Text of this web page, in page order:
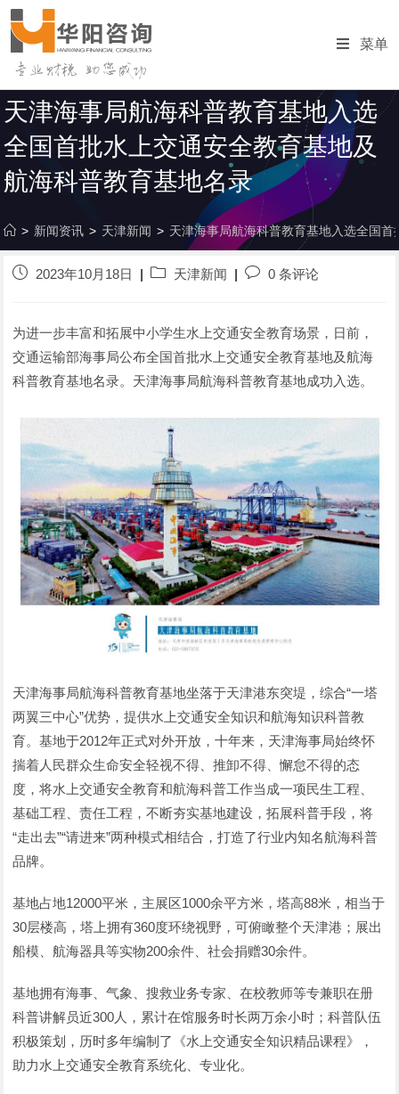
跳
转
至
容
菜单
天津海事局航海科普教育基地入选
全国首批水上交通安全教育基地及
航海科普教育基地名录
> 新闻资讯 > 天津新闻 > 天津海事局航海科普教育基地入选全国
发
帖
子：
2023年10月18日
帖
类
天津新闻
发
论：
0 条评论
为进一步丰富和拓展中小学生水上交通安全教育场景，日前，
交通运输部海事局公布全国首批水上交通安全教育基地及航海
科普教育基地名录。天津海事局航海科普教育基地成功入选。
天津海事局航海科普教育基地坐落于天津港东突堤，综合“一塔
两翼三中心”优势，提供水上交通安全知识和航海知识科普教
育。基地于2012年正式对外开放，十年来，天津海事局始终怀
揣着人民群众生命安全轻视不得、推卸不得、懈怠不得的态
度，将水上交通安全教育和航海科普工作当成一项民生工程、
基础工程、责任工程，不断夯实基地建设，拓展科普手段，将
“走出去”“请进来”两种模式相结合，打造了行业内知名航海科普
品牌。
基地占地12000平米，主展区1000余平方米，塔高88米，相当于
30层楼高，塔上拥有360度环绕视野，可俯瞰整个天津港；展出
船模、航海器具等实物200余件、社会捐赠30余件。
基地拥有海事、气象、搜救业务专家、在校教师等专兼职在册
科普讲解员近300人，累计在馆服务时长两万余小时；科普队伍
积极策划，历时多年编制了《水上交通安全知识精品课程》，
助力水上交通安全教育系统化、专业化。